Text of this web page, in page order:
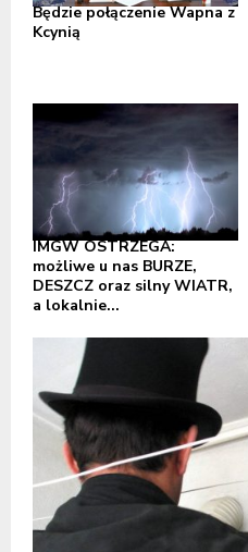
Będzie połączenie Wapna z
Kcynią
IMGW OSTRZEGA:
możliwe u nas BURZE,
DESZCZ oraz silny WIATR,
a lokalnie...